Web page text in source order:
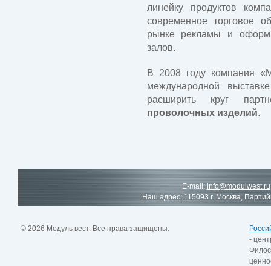
линейку продуктов
современное торговое
рынке рекламы и
залов.
В 2008 году компания
международной
расширить круг
проволочных изделий.
E-mail: info@modulwest.ru
Наш адрес: 115093 г. Москва,
© 2026 Модуль вест. Все права защищены.
-